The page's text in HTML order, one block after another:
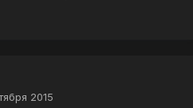
2015